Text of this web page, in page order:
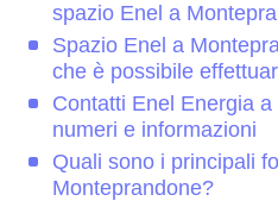
spazio Enel a
Spazio Enel a
che è possibile
Contatti Enel Energia
numeri e informazioni
Quali sono i principali
Monteprandone?